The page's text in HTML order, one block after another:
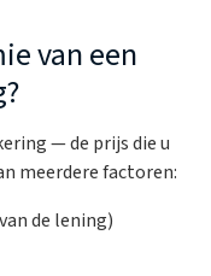
van een
— de prijs die u
meerdere factoren:
de lening)